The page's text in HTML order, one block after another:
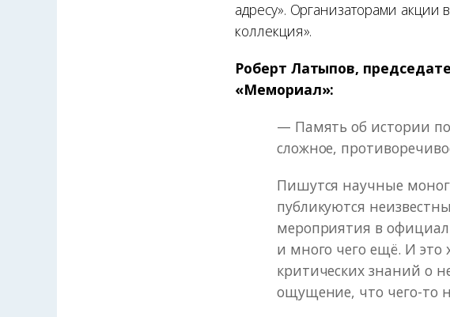
адресу». Организаторами
коллекция».
Роберт Латыпов,
«Мемориал»:
— Память об истории
сложное,
Пишутся научные
публикуются
мероприятия в
и много чего ещё. И
критических знаний о
ощущение, что чего-то